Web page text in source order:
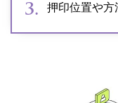
押印位置や方